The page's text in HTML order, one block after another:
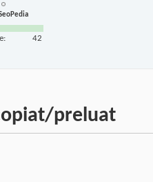
42
preluat